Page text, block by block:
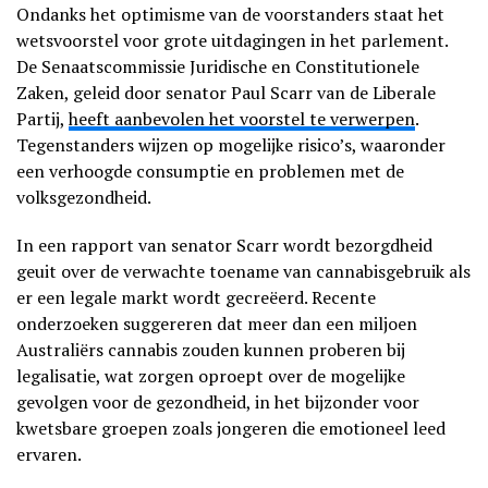
Ondanks het optimisme van de voorstanders staat het
wetsvoorstel voor grote uitdagingen in het parlement.
De Senaatscommissie Juridische en Constitutionele
Zaken, geleid door senator Paul Scarr van de Liberale
Partij,heeft aanbevolen het voorstel te verwerpen.
Tegenstanders wijzen op mogelijke risico’s, waaronder
een verhoogde consumptie en problemen met de
volksgezondheid.
In een rapport van senator Scarr wordt bezorgdheid
geuit over de verwachte toename van cannabisgebruik als
er een legale markt wordt gecreëerd. Recente
onderzoeken suggereren dat meer dan een miljoen
Australiërs cannabis zouden kunnen proberen bij
legalisatie, wat zorgen oproept over de mogelijke
gevolgen voor de gezondheid, in het bijzonder voor
kwetsbare groepen zoals jongeren die emotioneel leed
ervaren.